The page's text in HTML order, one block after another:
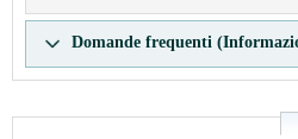
Domande frequenti